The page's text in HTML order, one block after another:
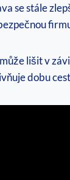
se stále
lišit v
dobu